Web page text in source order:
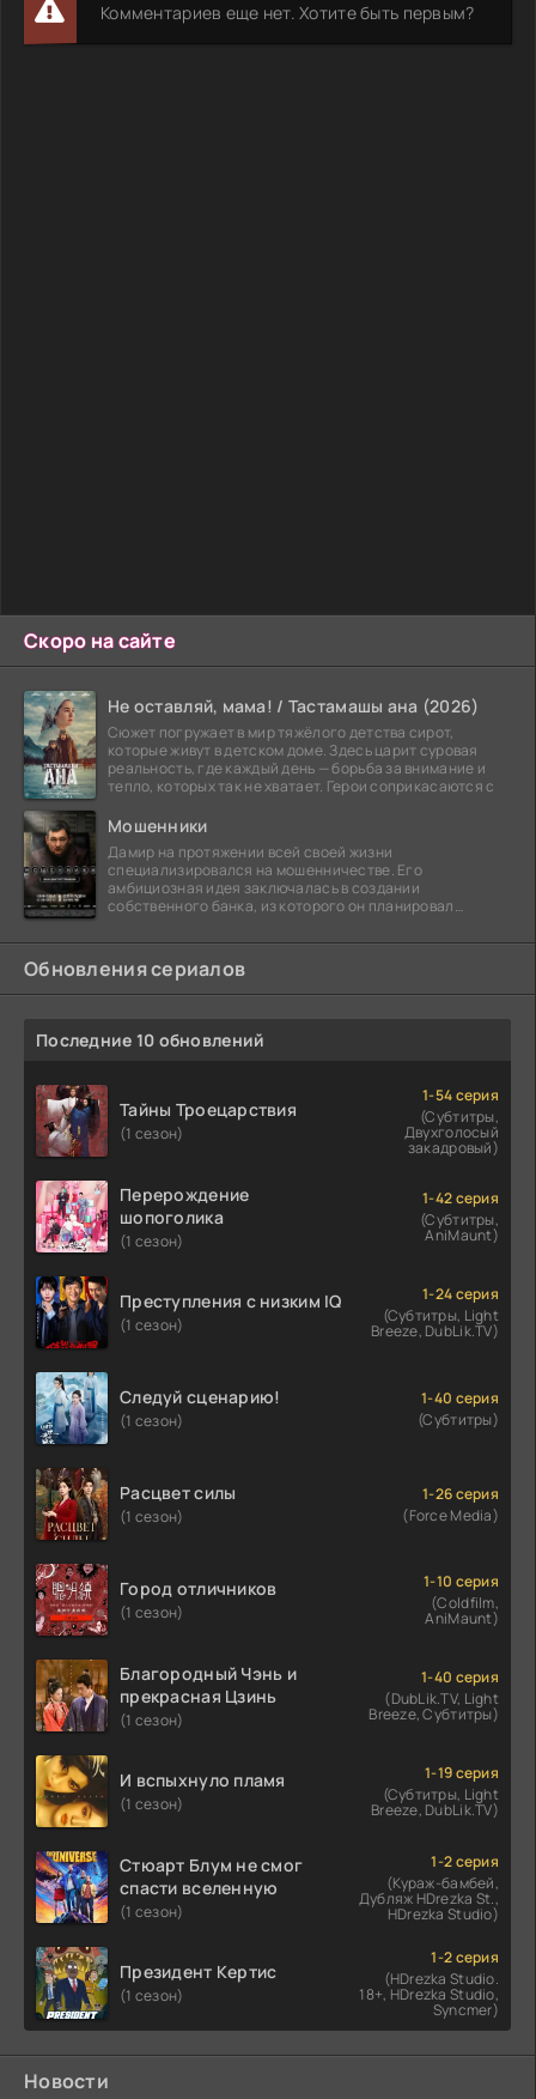
Скоро на сайте
Не оставляй, мама! / Тастамашы ана (2026)
Сюжет погружает в мир тяжёлого детства сирот,
которые живут в детском доме. Здесь царит суровая
реальность, где каждый день — борьба за внимание и
тепло, которых так не хватает. Герои соприкасаются с
Мошенники
Дамир на протяжении всей своей жизни
специализировался на мошенничестве. Его
амбициозная идея заключалась в создании
собственного банка, из которого он планировал
Обновления сериалов
Последние 10 обновлений
Тайны Троецарствия
(1 сезон)
1-54 серия
(Субтитры,
Двухголосый
закадровый)
Перерождение
шопоголика
(1 сезон)
1-42 серия
(Субтитры,
AniMaunt)
Преступления с низким IQ
(1 сезон)
1-24 серия
(Субтитры, Light
Breeze, DubLik.TV)
Следуй сценарию!
(1 сезон)
1-40 серия
(Субтитры)
Расцвет силы
(1 сезон)
1-26 серия
(Force Media)
Город отличников
(1 сезон)
1-10 серия
(Coldfilm,
AniMaunt)
Благородный Чэнь и
прекрасная Цзинь
(1 сезон)
1-40 серия
(DubLik.TV, Light
Breeze, Субтитры)
И вспыхнуло пламя
(1 сезон)
1-19 серия
(Субтитры, Light
Breeze, DubLik.TV)
Стюарт Блум не смог
спасти вселенную
(1 сезон)
1-2 серия
(Кураж-бамбей,
Дубляж HDrezka St.,
HDrezka Studio)
Президент Кертис
(1 сезон)
1-2 серия
(HDrezka Studio.
18+, HDrezka Studio,
Syncmer)
Новости
Комментариев еще нет. Хотите быть первым?